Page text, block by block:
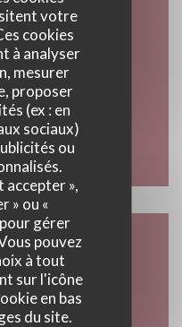
votre
cookies
à analyser
mesurer
proposer
(ex : en
sociaux)
ou
accepter »,
» ou «
gérer
pouvez
à tout
sur l'icône
en bas
du site.
Saint Raphaël
37
((ouvre une nouvelle
Instagram ((ouvre une